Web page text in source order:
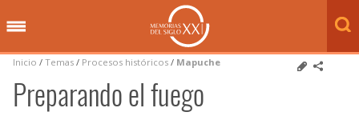
Inicio / Temas / Procesos históricos / Mapuche
Preparando el fuego